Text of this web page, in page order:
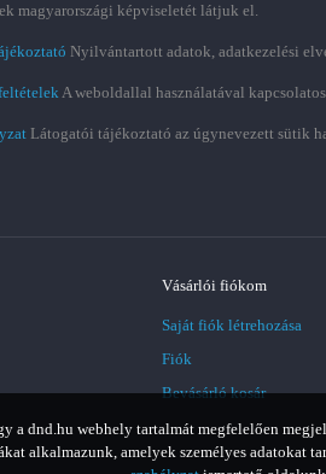
a dnd.hu webhely tartalmát megfelelően
alkalmazunk, amelyek személyes adatokat
magyarországi képviseletét látjuk el.
Nyilvántartott adatok, adatkezelési
A weboldallal használatával
Látogatói tájékoztató az úgynevezett sütik
Vásárlói fiókom
Saját fiók létrehozása
Fiók
Bevásárló kosár